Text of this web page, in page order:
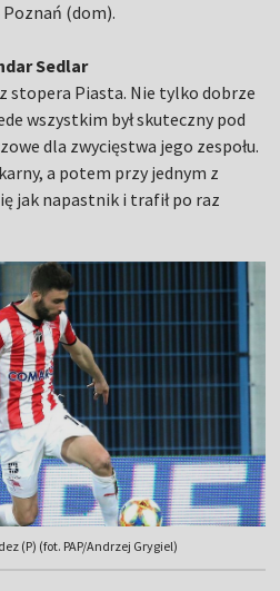
(dom).
Sedlar
stopera Piasta. Nie tylko dobrze
wszystkim był skuteczny pod
dla zwycięstwa jego zespołu.
a potem przy jednym z
jak napastnik i trafił po raz
(P) (fot. PAP/Andrzej Grygiel)